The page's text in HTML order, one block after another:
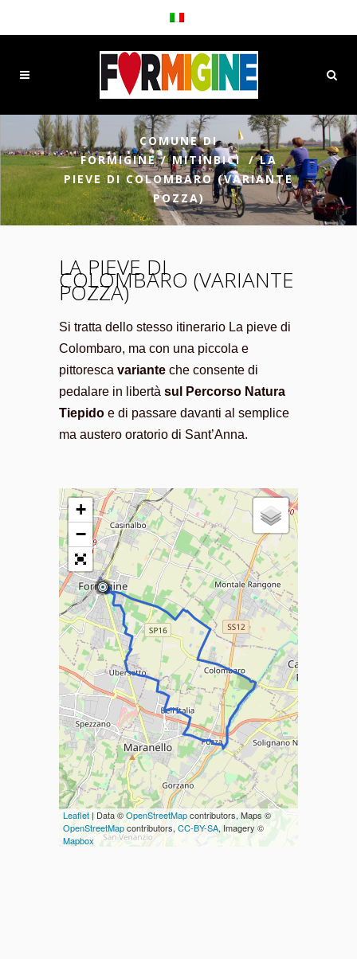
COMUNE DI
FORMIGINE/MITINBICI /LA
PIEVE DI COLOMBARO (VARIANTE
POZZA)
LA PIEVE DI
COLOMBARO (VARIANTE
POZZA)
Si tratta dello stesso itinerario La pieve di
Colombaro, ma con una piccola e
pittoresca variante che consente di
pedalare in libertà sul Percorso Natura
Tiepido e di passare davanti al semplice
ma austero oratorio di Sant’Anna.
+
−
Leaflet | Data ©OpenStreetMapcontributors, Maps ©
OpenStreetMapcontributors, CC-BY-SA, Imagery ©
Mapbox